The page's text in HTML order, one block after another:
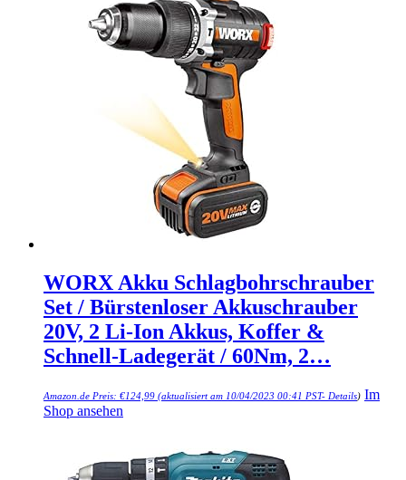
WORX Akku Schlagbohrschrauber
Set / Bürstenloser Akkuschrauber
20V, 2 Li-Ion Akkus, Koffer &
Schnell-Ladegerät / 60Nm, 2…
Amazon.de Preis: €124,99 (aktualisiert am 10/04/2023 00:41 PST- Details) Im
Shop ansehen